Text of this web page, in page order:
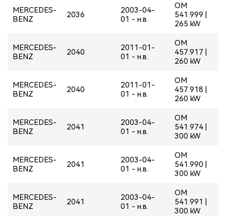
MERCEDES-
BENZ
2036
2003-04-
01 - н.в.
OM
541.999 |
265 kW
MERCEDES-
BENZ
2040
2011-01-
01 - н.в.
OM
457.917 |
260 kW
MERCEDES-
BENZ
2040
2011-01-
01 - н.в.
OM
457.918 |
260 kW
MERCEDES-
BENZ
2041
2003-04-
01 - н.в.
OM
541.974 |
300 kW
MERCEDES-
BENZ
2041
2003-04-
01 - н.в.
OM
541.990 |
300 kW
MERCEDES-
BENZ
2041
2003-04-
01 - н.в.
OM
541.991 |
300 kW